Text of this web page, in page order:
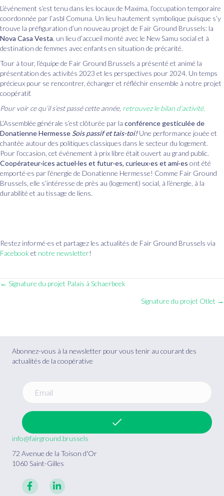
L’événement s’est tenu dans les locaux de Maxima, l’occupation temporaire
coordonnée par l’asbl Comuna. Un lieu hautement symbolique puisque s’y
trouve la préfiguration d’un nouveau projet de Fair Ground Brussels: la
Nova Casa Vesta , un lieu d’accueil monté avec le New Samu social et à
destination de femmes avec enfants en situation de précarité.
Tour à tour, l’équipe de Fair Ground Brussels a présenté et animé la
présentation des activités 2023 et les perspectives pour 2024. Un temps
précieux pour se rencontrer, échanger et réfléchir ensemble à notre projet
coopératif.
Pour voir ce qu’il s’est passé cette année, retrouvez le bilan d’activité.
L’Assemblée générale s’est clôturée par la conférence gesticulée de
Donatienne Hermesse Sois passif et tais-toi!Une performance jouée et
chantée autour des politiques classiques dans le secteur du logement.
Pour l’occasion, cet événement à prix libre était ouvert au grand public.
Coopérateur·ices actuel·les et futur·es, curieux·es et ami·es ont été
emporté·es par l’énergie de Donatienne Hermesse! Comme Fair Ground
Brussels, elle s’intéresse de près au (logement) social, à l’énergie, à la
durabilité et au tissage de liens.
Restez informé·es et partagez les actualités de Fair Ground Brussels via
Facebook et notre newsletter!
Posts
← Signature du projet Palais à Schaerbeek
Signature du projet Otlet →
Abonnez-vous à la newsletter pour vous tenir au courant des
actualités de la coopérative
info@fairground.brussels
72 Avenue de la Toison d'Or
1060 Saint-Gilles